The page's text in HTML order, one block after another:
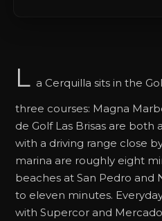
L a Cerquilla sits in the
three courses: Magna
de Golf Las Brisas are both
with a driving range close
marina are roughly eight
beaches at San Pedro and
to eleven minutes.
with Supercor and